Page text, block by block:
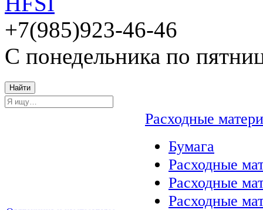
+7(985)923-46-46
С понедельника по
Найти
Расходные
Бумага
Расходные
Расходные
Расходные